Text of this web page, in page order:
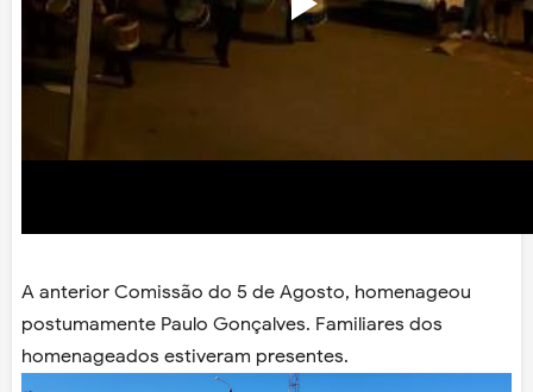
A anterior Comissão do 5 de Agosto, homenageou
postumamente Paulo Gonçalves. Familiares dos
homenageados estiveram presentes.